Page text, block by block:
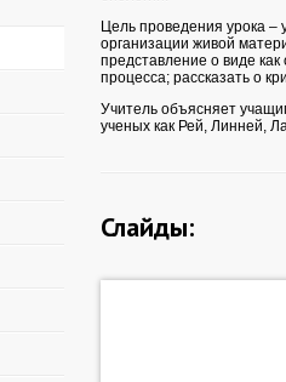
Цель проведения урока –
организации живой
представление о виде
процесса; рассказать о
Учитель объясняет
ученых как Рей, Линней,
Слайды: